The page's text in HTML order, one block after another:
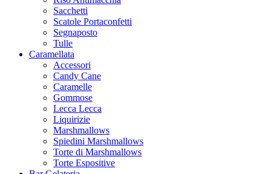
Sacchetti
Scatole Portaconfetti
Segnaposto
Tulle
Caramellata
Accessori
Candy Cane
Caramelle
Gommose
Lecca Lecca
Liquirizie
Marshmallows
Spiedini Marshmallows
Torte di Marshmallows
Torte Espositive